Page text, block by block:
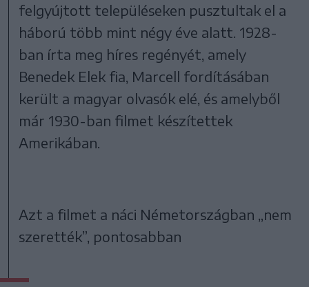
felgyújtott településeken pusztultak el a
háború több mint négy éve alatt. 1928-
ban írta meg híres regényét, amely
Benedek Elek fia, Marcell fordításában
került a magyar olvasók elé, és amelyből
már 1930-ban filmet készítettek
Amerikában.
Azt a filmet a náci Németországban „nem
szerették”, pontosabban